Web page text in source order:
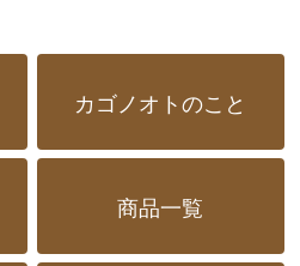
カゴノオトのこと
商品一覧